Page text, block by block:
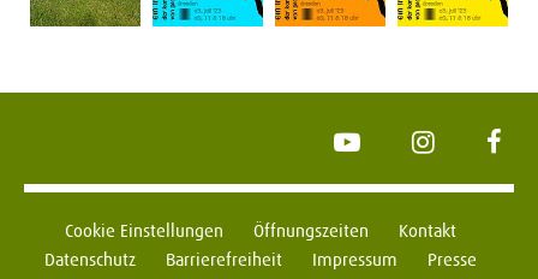
YouTube Instagram
Cookie Einstellungen Öffnungszeiten
Kontakt
Datenschutz
Barrierefreiheit Impressum
Presse